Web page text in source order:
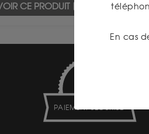
CE PRODUIT
PAIEMENT SECURISÉ
En cas